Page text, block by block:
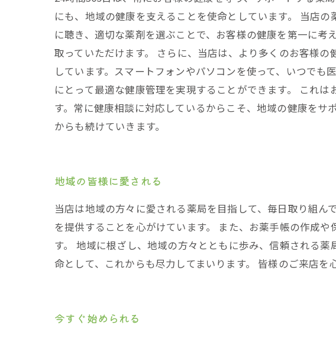
にも、地域の健康を支えることを使命としています。 当店
に聴き、適切な薬剤を選ぶことで、お客様の健康を第一に
取っていただけます。 さらに、当店は、より多くのお客様
しています。スマートフォンやパソコンを使って、いつで
にとって最適な健康管理を実現することができます。 これ
す。常に健康相談に対応しているからこそ、地域の健康を
からも続けていきます。
地域の皆様に愛される
当店は地域の方々に愛される薬局を目指して、毎日取り組
を提供することを心がけています。 また、お薬手帳の作成
す。 地域に根ざし、地域の方々とともに歩み、信頼される
命として、これからも尽力してまいります。 皆様のご来店を
今すぐ始められる